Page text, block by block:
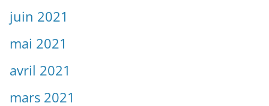
juin 2021
mai 2021
avril 2021
mars 2021